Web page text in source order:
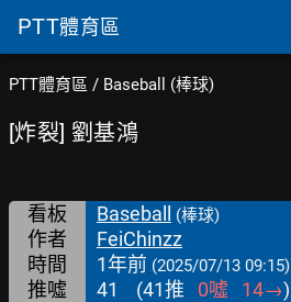
PTT體育區
PTT體育區 / Baseball (棒球)
[炸裂] 劉基鴻
看板 Baseball (棒球)
作者
FeiChinzz
時間
1年前 (2025/07/13 09:15)
推噓 41 (41推 0噓 14→)